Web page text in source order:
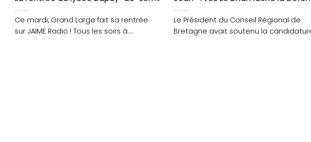
Ce mardi, Grand Large fait sa rentrée
sur JAIME Radio ! Tous les soirs à....
Le Président du Conseil Régional de
Bretagne avait soutenu la